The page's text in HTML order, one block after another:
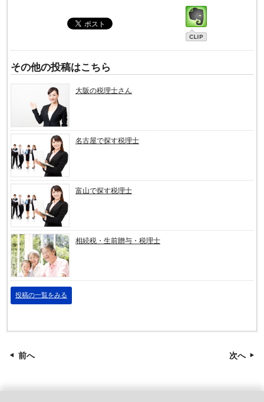
その他の投稿はこちら
大阪の税理士さん
名古屋で探す税理士
富山で探す税理士
相続税・生前贈与・税理士
投稿の一覧をみる
前へ 次へ